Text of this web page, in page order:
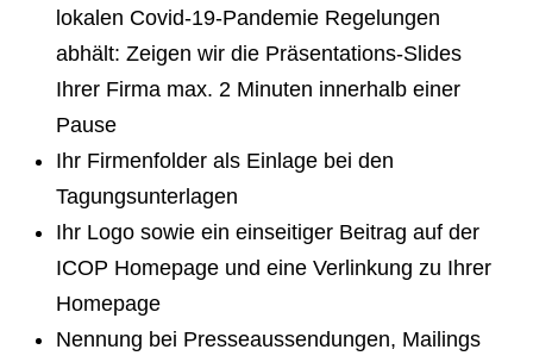
lokalen Covid-19-Pandemie Regelungen
abhält: Zeigen wir die Präsentations-Slides
Ihrer Firma max. 2 Minuten innerhalb einer
Pause
Ihr Firmenfolder als Einlage bei den
Tagungsunterlagen
Ihr Logo sowie ein einseitiger Beitrag auf der
ICOP Homepage und eine Verlinkung zu Ihrer
Homepage
Nennung bei Presseaussendungen, Mailings